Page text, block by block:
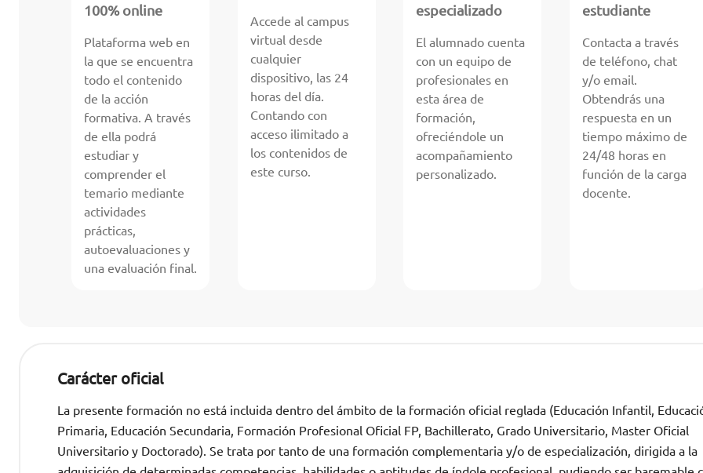
100% online
Plataforma web en
la que se encuentra
todo el contenido
de la acción
formativa. A través
de ella podrá
estudiar y
comprender el
temario mediante
actividades
prácticas,
autoevaluaciones y
una evaluación final.
Accede al campus
virtual desde
cualquier
dispositivo, las 24
horas del día.
Contando con
acceso ilimitado a
los contenidos de
este curso.
especializado
El alumnado cuenta
con un equipo de
profesionales en
esta área de
formación,
ofreciéndole un
acompañamiento
personalizado.
estudiante
Contacta a través
de teléfono, chat
y/o email.
Obtendrás una
respuesta en un
tiempo máximo de
24/48 horas en
función de la carga
docente.
Carácter oficial
La presente formación no está incluida dentro del ámbito de la formación oficial reglada (Educación Infantil,
Primaria, Educación Secundaria, Formación Profesional Oficial FP, Bachillerato, Grado Universitario, Master Oficial
Universitario y Doctorado). Se trata por tanto de una formación complementaria y/o de especialización, dirigida a la